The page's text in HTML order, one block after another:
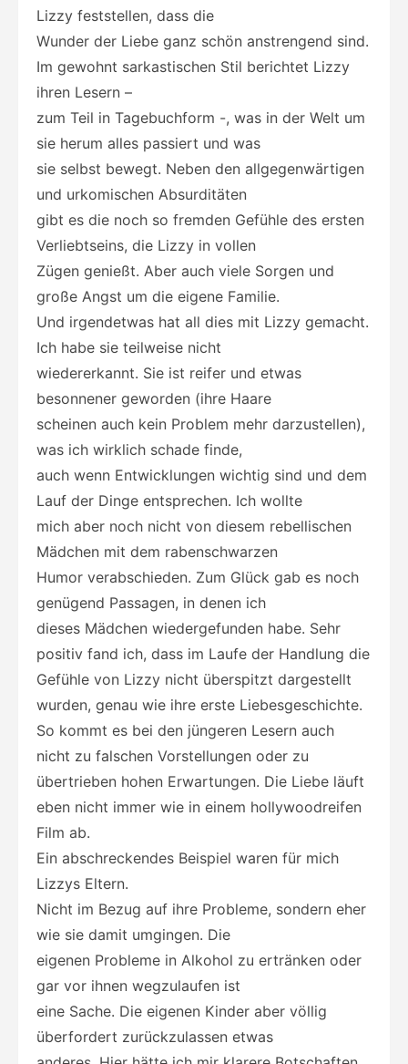
Lizzy feststellen, dass die
Wunder der Liebe ganz schön anstrengend sind.
Im gewohnt sarkastischen Stil berichtet Lizzy
ihren Lesern –
zum Teil in Tagebuchform -, was in der Welt um
sie herum alles passiert und was
sie selbst bewegt. Neben den allgegenwärtigen
und urkomischen Absurditäten
gibt es die noch so fremden Gefühle des ersten
Verliebtseins, die Lizzy in vollen
Zügen genießt. Aber auch viele Sorgen und
große Angst um die eigene Familie.
Und irgendetwas hat all dies mit Lizzy gemacht.
Ich habe sie teilweise nicht
wiedererkannt. Sie ist reifer und etwas
besonnener geworden (ihre Haare
scheinen auch kein Problem mehr darzustellen),
was ich wirklich schade finde,
auch wenn Entwicklungen wichtig sind und dem
Lauf der Dinge entsprechen. Ich wollte
mich aber noch nicht von diesem rebellischen
Mädchen mit dem rabenschwarzen
Humor verabschieden. Zum Glück gab es noch
genügend Passagen, in denen ich
dieses Mädchen wiedergefunden habe. Sehr
positiv fand ich, dass im Laufe der Handlung die
Gefühle von Lizzy nicht überspitzt dargestellt
wurden, genau wie ihre erste Liebesgeschichte.
So kommt es bei den jüngeren Lesern auch
nicht zu falschen Vorstellungen oder zu
übertrieben hohen Erwartungen. Die Liebe läuft
eben nicht immer wie in einem hollywoodreifen
Film ab.
Ein abschreckendes Beispiel waren für mich
Lizzys Eltern.
Nicht im Bezug auf ihre Probleme, sondern eher
wie sie damit umgingen. Die
eigenen Probleme in Alkohol zu ertränken oder
gar vor ihnen wegzulaufen ist
eine Sache. Die eigenen Kinder aber völlig
überfordert zurückzulassen etwas